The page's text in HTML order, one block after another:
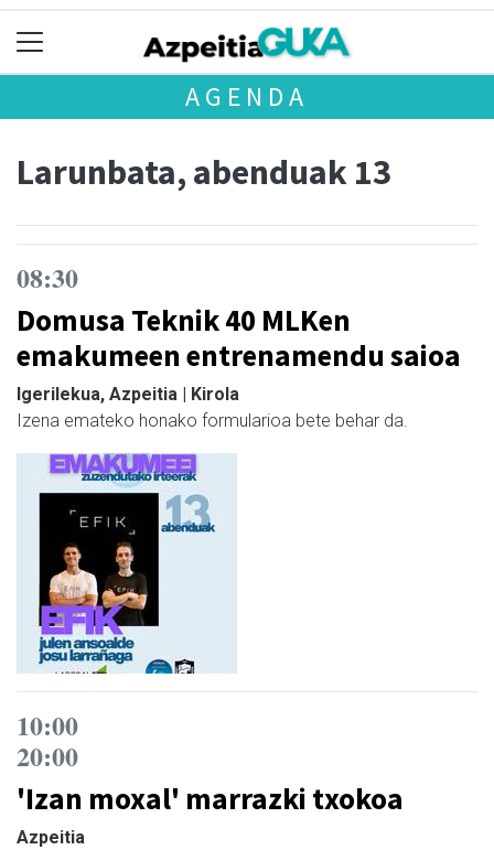
AGENDA
Larunbata, abenduak 13
08:30
Domusa Teknik 40 MLKen
emakumeen entrenamendu saioa
Igerilekua, Azpeitia | Kirola
Izena emateko honako formularioa bete behar da.
10:00
20:00
'Izan moxal' marrazki txokoa
Azpeitia